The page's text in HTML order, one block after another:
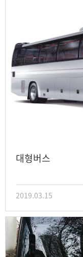
대형버스
2019.03.15